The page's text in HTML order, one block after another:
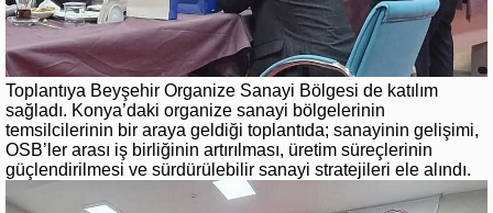
Toplantıya Beyşehir Organize Sanayi Bölgesi de katılım
sağladı. Konya’daki organize sanayi bölgelerinin
temsilcilerinin bir araya geldiği toplantıda; sanayinin gelişimi,
OSB’ler arası iş birliğinin artırılması, üretim süreçlerinin
güçlendirilmesi ve sürdürülebilir sanayi stratejileri ele alındı.